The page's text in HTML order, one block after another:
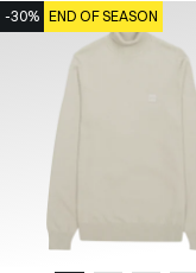
-30% END OF SEASON